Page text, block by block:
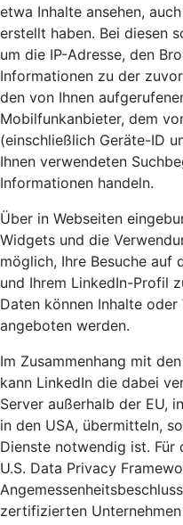
etwa Inhalte ansehen,
erstellt haben. Bei diesen
um die IP-Adresse, den
Informationen zu der
den von Ihnen
Mobilfunkanbieter, dem
(einschließlich Geräte-ID
Ihnen verwendeten
Informationen handeln.
Über in Webseiten
Widgets und die
möglich, Ihre Besuche auf
und Ihrem LinkedIn-Profil
Daten können Inhalte
angeboten werden.
Im Zusammenhang mit
kann LinkedIn die dabei
Server außerhalb der EU,
in den USA, übermitteln,
Dienste notwendig ist.
U.S. Data Privacy
zertifizierten